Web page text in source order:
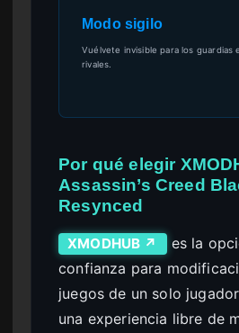
Modo sigilo
Vuélvete invisible para los guardias
rivales.
Por qué elegir
Assassin’s Creed
Resynced
XMODHUB ↗
es la
confianza para
juegos de un solo
una experiencia libre de